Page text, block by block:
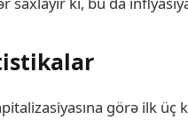
görə ilk